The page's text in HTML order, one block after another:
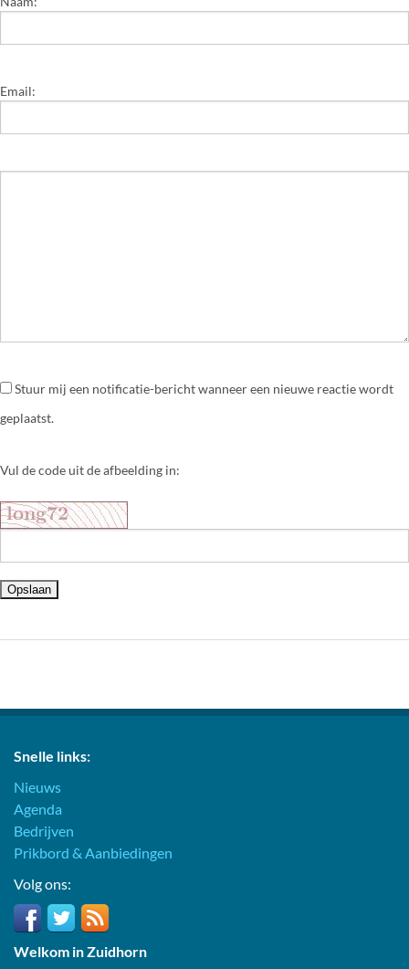
Email:
Stuur mij een notificatie-bericht wanneer een nieuwe reactie wordt
geplaatst.
Vul de code uit de afbeelding in:
Snelle links:
Nieuws
Agenda
Bedrijven
Prikbord & Aanbiedingen
Volg ons:
Welkom in Zuidhorn